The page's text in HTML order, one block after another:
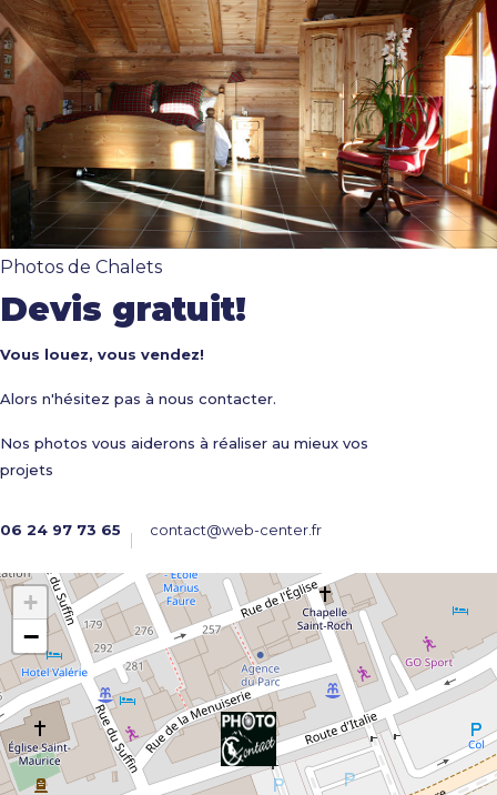
Photos de Chalets
Devis gratuit!
Vous louez, vous vendez!
Alors n'hésitez pas à nous contacter.
Nos photos vous aiderons à réaliser au mieux vos
projets
06 24 97 73 65 contact@web-center.fr
+
−